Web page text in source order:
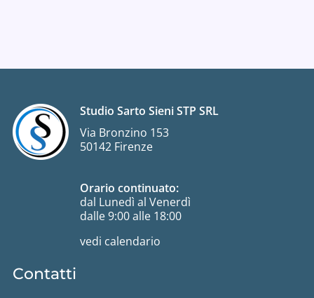
Studio Sarto Sieni STP SRL
Via Bronzino 153
50142 Firenze
Orario continuato:
dal Lunedì al Venerdì
dalle 9:00 alle 18:00
vedi calendario
Contatti